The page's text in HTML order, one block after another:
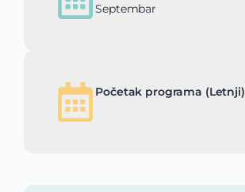
Septembar
Početak programa (Letnji)